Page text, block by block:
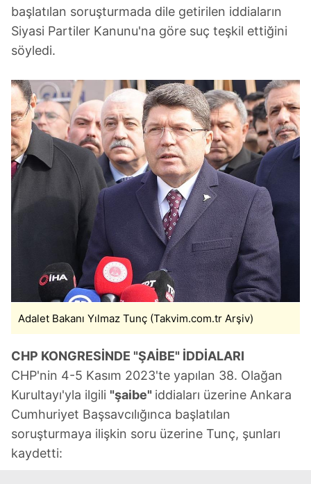
başlatılan soruşturmada dile getirilen iddiaların
Siyasi Partiler Kanunu'na göre suç teşkil ettiğini
söyledi.
Adalet Bakanı Yılmaz Tunç (Takvim.com.tr Arşiv)
CHP KONGRESİNDE "ŞAİBE" İDDİALARI
CHP'nin 4-5 Kasım 2023'te yapılan 38. Olağan
Kurultayı'yla ilgili "şaibe" iddiaları üzerine Ankara
Cumhuriyet Başsavcılığınca başlatılan
soruşturmaya ilişkin soru üzerine Tunç, şunları
kaydetti: